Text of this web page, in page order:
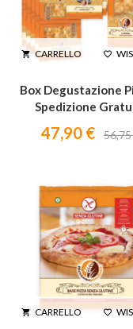
 CARRELLO 
Box Degustazione
Spedizione
47,90 €
 CARRELLO 